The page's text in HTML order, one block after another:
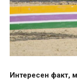
Интересен факт,